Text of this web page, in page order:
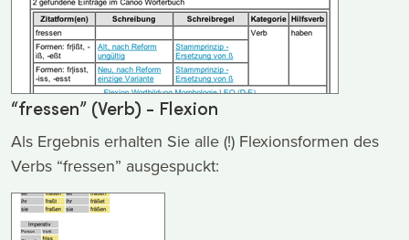
“fressen” (Verb) - Flexion
Als Ergebnis erhalten Sie alle (!) Flexionsformen des
Verbs “fressen” ausgespuckt: